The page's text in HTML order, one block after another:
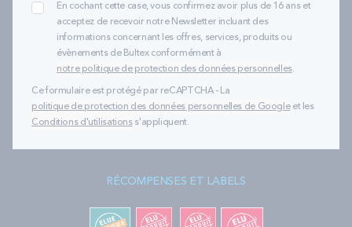
En cochant cette case, vous confirmez avoir plus de 16 ans et
acceptez de recevoir notre Newsletter incluant des
informations concernant les offres, services, produits ou
évènements de Bultex conformément à
notre politique de protection des données personnelles.
Ce formulaire est protégé par reCAPTCHA - La
politique de protection des données personnelles de Googleet les
Conditions d'utilisationss'appliquent.
RÉCOMPENSES ET LABELS